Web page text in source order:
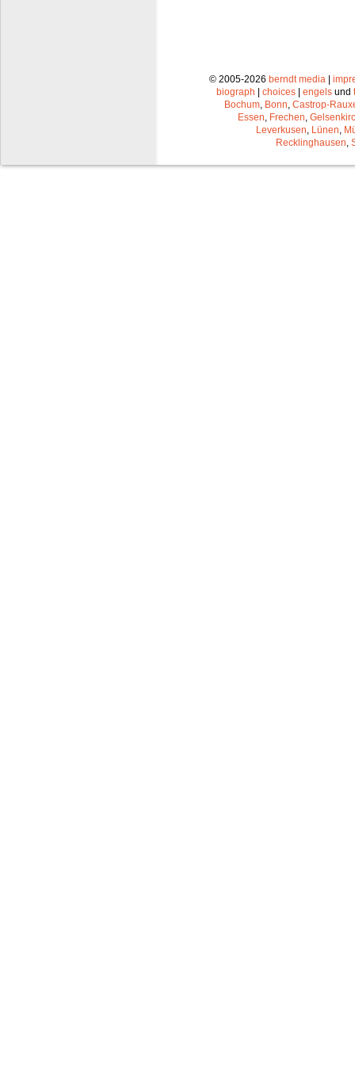
© 2005-2026 berndt media |
biograph | choices | engels und
Bochum Bonn Castrop-
Essen Frechen
Leverkusen Lünen
Recklinghausen